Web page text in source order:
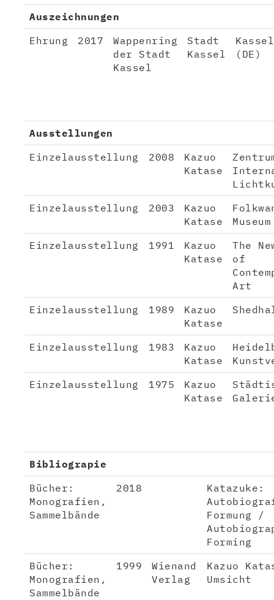
Auszeichnungen
Ehrung
2017
Wappenring
der Stadt
Kassel
Stadt
Kassel
Kassel
(DE)
Ausstellungen
Einzelausstellung
2008
Kazuo
Katase
Einzelausstellung
2003
Kazuo
Katase
Museum
Einzelausstellung
1991
Kazuo
Katase
The
of
Art
Einzelausstellung
1989
Kazuo
Katase
Einzelausstellung 1983
Kazuo
Katase
Einzelausstellung
1975
Kazuo
Katase
Bibliograpie
Bücher:
Monografien,
Sammelbände
2018
Katazuke:
Formung /
Forming
Bücher:
Monografien,
Sammelbände
1999
Wienand
Verlag
Kazuo
Umsicht